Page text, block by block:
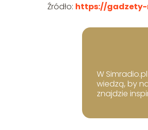
Źródło: https://gadzety-
W
wiedzą, by
znajdzie